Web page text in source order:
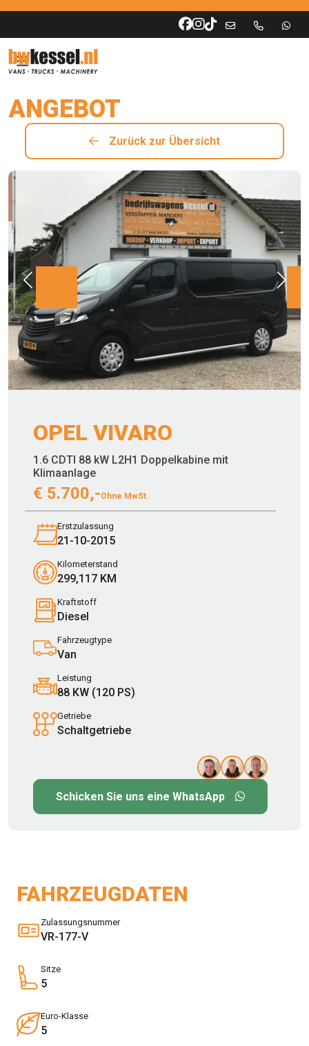
ANGEBOT
Zurück zur Übersicht
OPEL VIVARO
1.6 CDTI 88 kW L2H1 Doppelkabine mit
Klimaanlage
€ 5.700,-Ohne MwSt.
Erstzulassung
21-10-2015
Kilometerstand
299,117 KM
Kraftstoff
Diesel
Fahrzeugtype
Van
Leistung
88 KW (120 PS)
Getriebe
Schaltgetriebe
Schicken Sie uns eine WhatsApp
FAHRZEUGDATEN
Zulassungsnummer
VR-177-V
Sitze
5
Euro-Klasse
5